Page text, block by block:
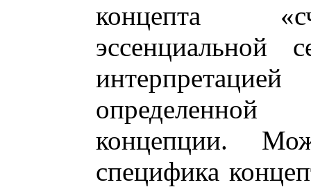
концепта
эссенциальной
концепции.
специфика